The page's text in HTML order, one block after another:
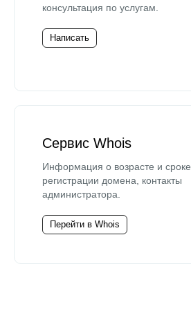
консультация по услугам.
Написать
Сервис Whois
Информация о возрасте и сроке
регистрации домена, контакты
администратора.
Перейти в Whois